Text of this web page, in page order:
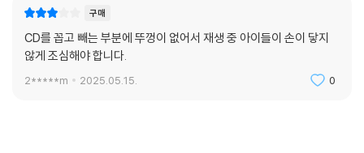
구매
CD를 꼽고 빼는 부분에 뚜껑이 없어서 재생 중 아이들이 손이 닿지
않게 조심해야 합니다.
2*****m 2025.05.15. 0